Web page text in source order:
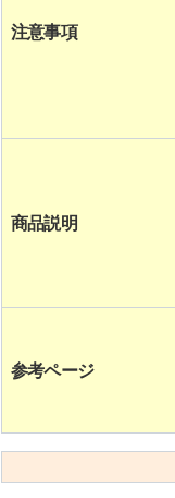
注意事項
商品説明
参考ページ